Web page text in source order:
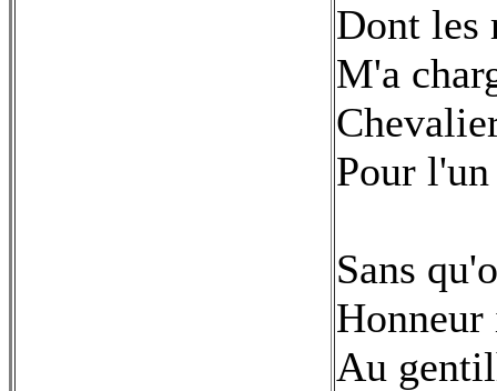
Dont les
M'a
Pour
Sans
Au